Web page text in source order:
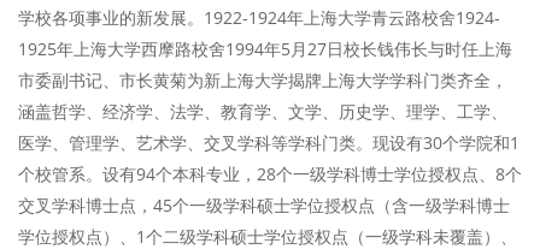
学校各项事业的新发展。1922-1924年上海大学青云路校舍1924-
1925年上海大学西摩路校舍1994年5月27日校长钱伟长与时任上海
市委副书记、市长黄菊为新上海大学揭牌上海大学学科门类齐全，
涵盖哲学、经济学、法学、教育学、文学、历史学、理学、工学、
医学、管理学、艺术学、交叉学科等学科门类。现设有30个学院和1
个校管系。设有94个本科专业，28个一级学科博士学位授权点、8个
交叉学科博士点，45个一级学科硕士学位授权点（含一级学科博士
学位授权点）、1个二级学科硕士学位授权点（一级学科未覆盖）、